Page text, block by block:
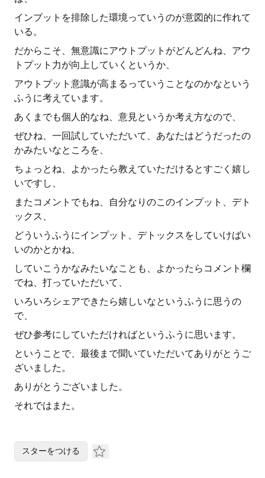
インプットを排除した環境っていうのが意図的に作れて
いる。
だからこそ、無意識にアウトプットがどんどんね、アウ
トプット力が向上していくというか、
アウトプット意識が高まるっていうことなのかなという
ふうに考えています。
あくまでも個人的なね、意見というか考え方なので、
ぜひね、一回試していただいて、あなたはどうだったの
かみたいなところを、
ちょっとね、よかったら教えていただけるとすごく嬉し
いですし、
またコメントでもね、自分なりのこのインプット、デト
ックス、
どういうふうにインプット、デトックスをしていけばい
いのかとかね、
していこうかなみたいなことも、よかったらコメント欄
でね、打っていただいて、
いろいろシェアできたら嬉しいなというふうに思うの
で、
ぜひ参考にしていただければというふうに思います。
ということで、最後まで聞いていただいてありがとうご
ざいました。
ありがとうございました。
それではまた。
スターをつける